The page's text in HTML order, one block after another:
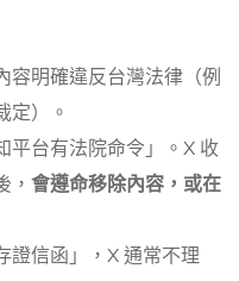
容明確違反台灣法律（例
定）。
平台有法院命令」。X 收
， 會遵命移除內容，或在
證信函」，X 通常不理